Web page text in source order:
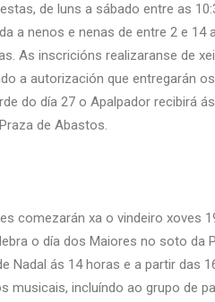
de luns a sábado entre as
a nenos e nenas de entre 2 e 14
As inscricións realizaranse de
a autorización que entregarán
do día 27 o Apalpador recibirá
de Abastos.
comezarán xa o vindeiro xoves
o día dos Maiores no soto da
Nadal ás 14 horas e a partir das
musicais, incluíndo ao grupo de